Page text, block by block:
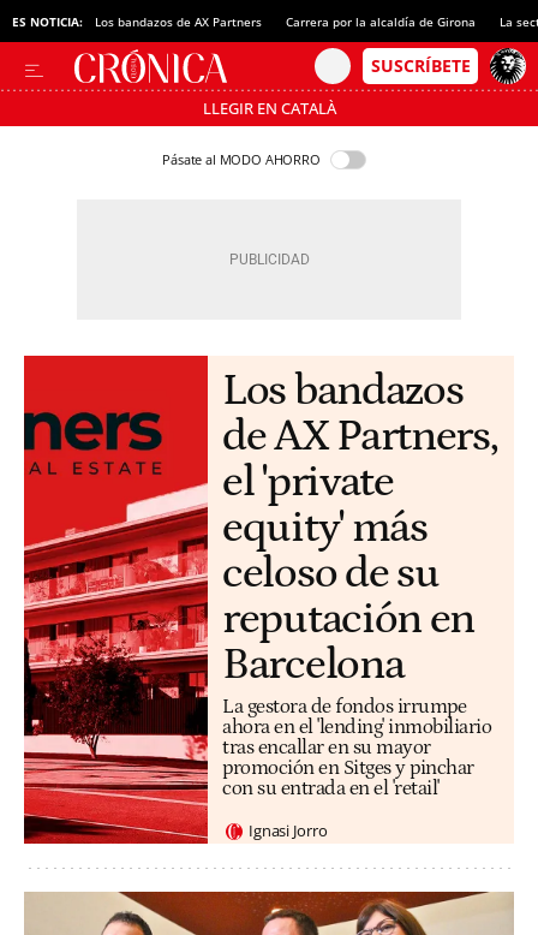
ES NOTICIA: Los bandazos de AX Partners Carrera por la alcaldía de Girona La
LLEGIR EN CATALÀ
Pásate al MODO AHORRO
Los bandazos
de AX Partners,
el 'private
equity' más
celoso de su
reputación en
Barcelona
La gestora de fondos irrumpe
ahora en el 'lending' inmobiliario
tras encallar en su mayor
promoción en Sitges y pinchar
con su entrada en el 'retail'
Ignasi Jorro